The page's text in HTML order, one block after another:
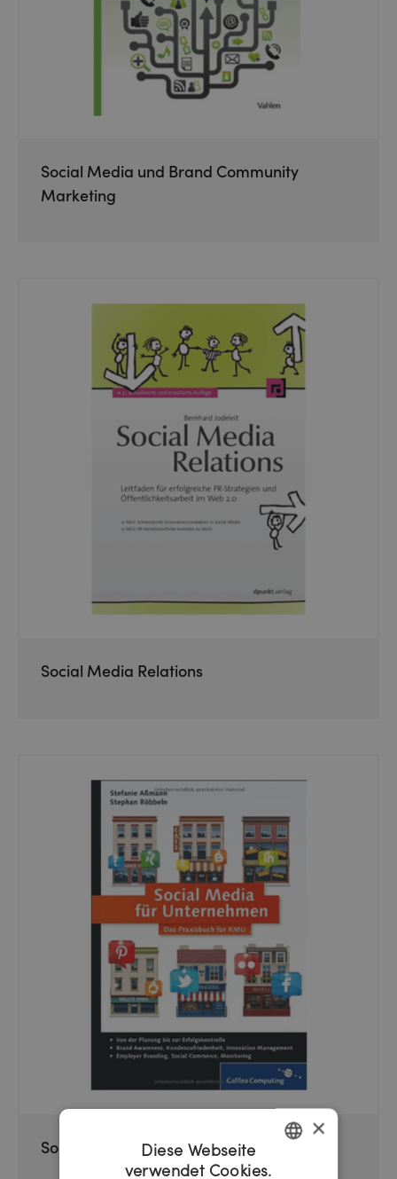
Social Media und Brand Community
Marketing
Social Media Relations
Social Media für Unternehmen
GERMAN
×
Diese Webseite
verwendet Cookies.